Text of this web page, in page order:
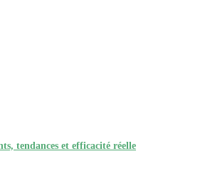
tendances et efficacité réelle